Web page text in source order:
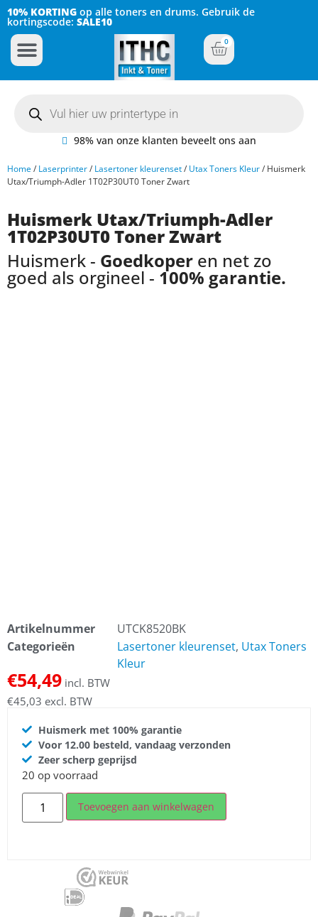
10% KORTING op alle toners en drums. Gebruik de
kortingscode: SALE10
0
98% van onze klanten beveelt ons aan
Home/ Laserprinter/ Lasertoner kleurenset/ Utax Toners Kleur/ Huismerk
Utax/Triumph-Adler 1T02P30UT0 Toner Zwart
Huismerk Utax/Triumph-Adler
1T02P30UT0 Toner Zwart
Huismerk - Goedkoper en net zo
goed als orgineel - 100% garantie.
Artikelnummer
UTCK8520BK
Categorieën
Lasertoner kleurenset, Utax Toners
Kleur
€54,49 incl. BTW
€45,03 excl. BTW
Huismerk met 100% garantie
Voor 12.00 besteld, vandaag verzonden
Zeer scherp geprijsd
20 op voorraad
Toevoegen aan winkelwagen